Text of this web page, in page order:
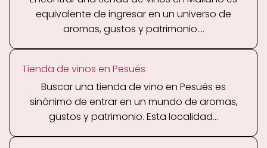
equivalente de ingresar en un universo de
aromas, gustos y patrimonio....
Tienda de vinos en Pesués
Buscar una tienda de vino en Pesués es
sinónimo de entrar en un mundo de aromas,
gustos y patrimonio. Esta localidad...